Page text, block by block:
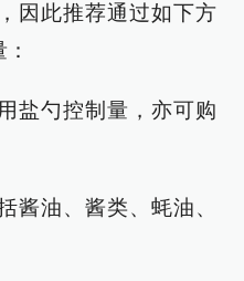
因此推荐通过如下方
盐勺控制量，亦可购
油、酱类、蚝油、